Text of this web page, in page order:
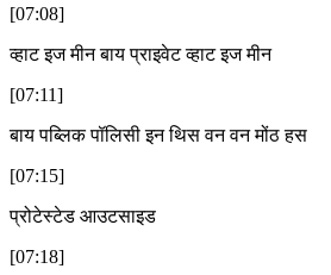
[07:08]
व्हाट इज मीन बाय प्राइवेट व्हाट इज मीन
[07:11]
बाय पब्लिक पॉलिसी इन थिस वन वन मोंठ हस
[07:15]
प्रोटेस्टेड आउटसाइड
[07:18]